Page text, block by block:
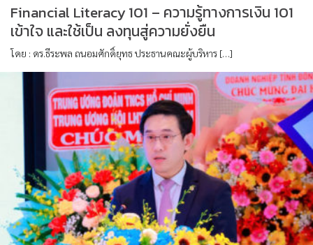
Financial Literacy 101 – ความรู้ทางการเงิน 101
เข้าใจ และใช้เป็น ลงทุนสู่ความยั่งยืน
โดย : ดร.ธีระพล ถนอมศักดิ์ยุทธ ประธานคณะผู้บริหาร […]